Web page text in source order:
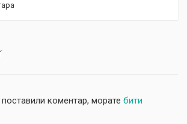
коментар, морате бити